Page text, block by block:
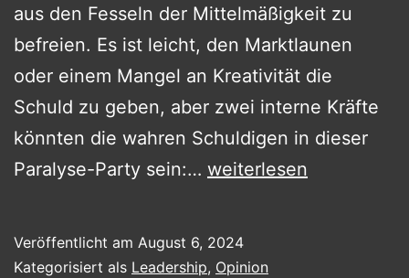
aus den Fesseln der Mittelmäßigkeit zu
befreien. Es ist leicht, den Marktlaunen
oder einem Mangel an Kreativität die
Schuld zu geben, aber zwei interne Kräfte
könnten die wahren Schuldigen in dieser
Paralyse-Party sein:… Die
der
weiterlesen
Veröffentlicht am August 6, 2024
Kategorisiert als Leadership, Opinion